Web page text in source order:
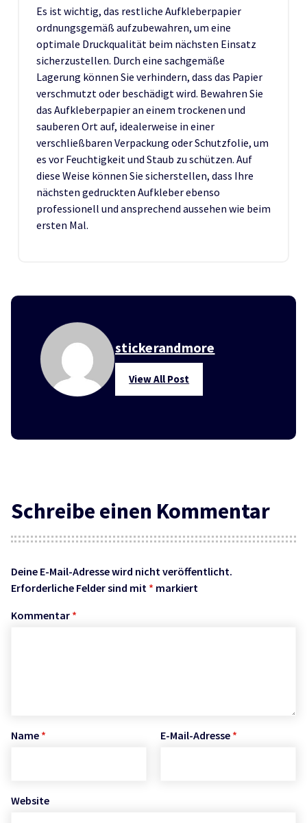
Es ist wichtig, das restliche Aufkleberpapier
ordnungsgemäß aufzubewahren, um eine
optimale Druckqualität beim nächsten Einsatz
sicherzustellen. Durch eine sachgemäße
Lagerung können Sie verhindern, dass das Papier
verschmutzt oder beschädigt wird. Bewahren Sie
das Aufkleberpapier an einem trockenen und
sauberen Ort auf, idealerweise in einer
verschließbaren Verpackung oder Schutzfolie, um
es vor Feuchtigkeit und Staub zu schützen. Auf
diese Weise können Sie sicherstellen, dass Ihre
nächsten gedruckten Aufkleber ebenso
professionell und ansprechend aussehen wie beim
ersten Mal.
stickerandmore
View All Post
Schreibe einen Kommentar
Deine E-Mail-Adresse wird nicht veröffentlicht.
Erforderliche Felder sind mit * markiert
Kommentar *
Name * E-Mail-Adresse *
Website